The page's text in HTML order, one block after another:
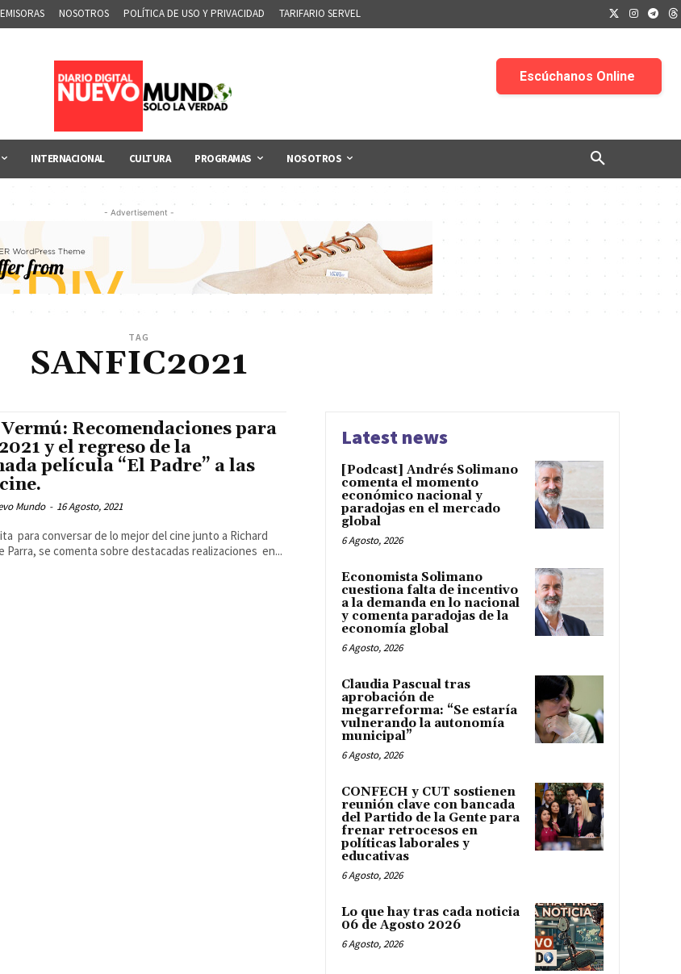
NOSOTROS POLÍTICA DE USO Y PRIVACIDAD TARIFARIO SERVEL
INTERNACIONAL CULTURA PROGRAMAS NOSOTROS
- Advertisement -
TAG
SANFIC2021
Recomendaciones para
y el regreso de la
película “El Padre” a las
Mundo - 16 Agosto, 2021
para conversar de lo mejor del cine junto a Richard
Parra, se comenta sobre destacadas realizaciones en...
Latest news
[Podcast] Andrés Solimano
comenta el momento
económico nacional y
paradojas en el mercado
global
6 Agosto, 2026
Economista Solimano
cuestiona falta de incentivo
a la demanda en lo nacional
y comenta paradojas de la
economía global
6 Agosto, 2026
Claudia Pascual tras
aprobación de
megarreforma: “Se estaría
vulnerando la autonomía
municipal”
6 Agosto, 2026
CONFECH y CUT sostienen
reunión clave con bancada
del Partido de la Gente para
frenar retrocesos en
políticas laborales y
educativas
6 Agosto, 2026
Lo que hay tras cada noticia
06 de Agosto 2026
6 Agosto, 2026